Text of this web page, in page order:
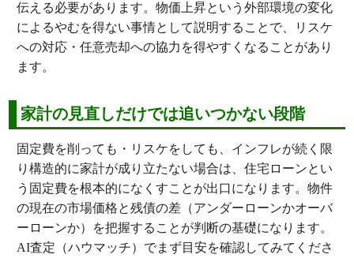
伝える必要があります。物価上昇という外部環境の変化
によるやむを得ない事情として説明することで、リスケ
への対応・任意売却への協力を得やすくなることがあり
ます。
家計の見直しだけでは追いつかない段階
固定費を削っても・リスケをしても、インフレが続く限
り構造的に家計が成り立たない場合は、住宅ローンとい
う固定費を根本的になくすことが出口になります。物件
の現在の市場価格と残債の差（アンダーローンかオーバ
ーローンか）を把握することが判断の基礎になります。
AI査定（ハウマッチ） でまず目安を確認してみてくださ